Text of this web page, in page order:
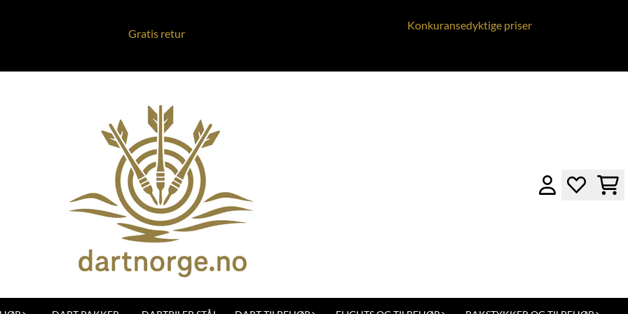
Gratis retur
Konkuransedyktige priser